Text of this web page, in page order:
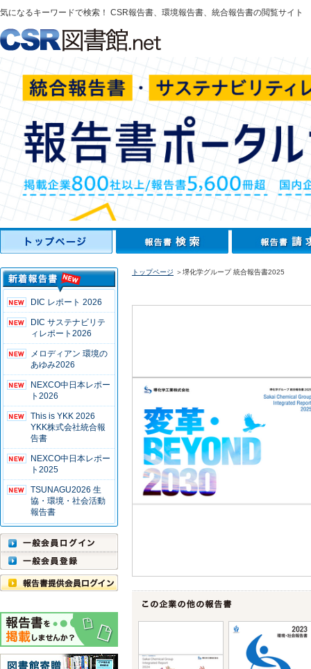
気になるキーワードで検索！ CSR報告書、環境報告書、統合報告書の閲覧サイト
DIC レポート 2026
DIC サステナビリテ
ィレポート2026
メロディアン 環境の
あゆみ2026
NEXCO中日本レポー
ト2026
This is YKK 2026
YKK株式会社統合報
告書
NEXCO中日本レポー
ト2025
TSUNAGU2026 生
協・環境・社会活動
報告書
トップページ ＞堺化学グループ 統合報告書2025